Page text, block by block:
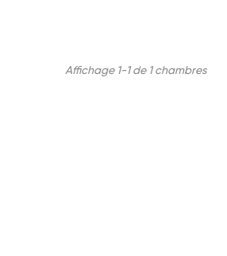
Affichage 1-1 de 1 chambres